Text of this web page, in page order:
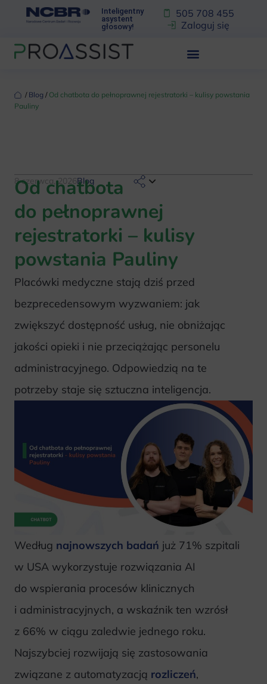
Inteligentny
asystent
głosowy!
505 708 455
Zaloguj się
‏‏‎ ‎/‏‏‎ ‎ Blog ‏‏‎ ‎/‏‏‎ ‎ Od chatbota do pełnoprawnej rejestratorki – kulisy powstania
Pauliny
8 czerwca, 2026 Blog
Od chatbota
do pełnoprawnej
rejestratorki – kulisy
powstania Pauliny
Placówki medyczne stają dziś przed
bezprecedensowym wyzwaniem: jak
zwiększyć dostępność usług, nie obniżając
jakości opieki i nie przeciążając personelu
administracyjnego. Odpowiedzią na te
potrzeby staje się sztuczna inteligencja.
Według najnowszych badań już 71% szpitali
w USA wykorzystuje rozwiązania AI
do wspierania procesów klinicznych
i administracyjnych, a wskaźnik ten wzrósł
z 66% w ciągu zaledwie jednego roku.
Najszybciej rozwijają się zastosowania
związane z automatyzacją rozliczeń,